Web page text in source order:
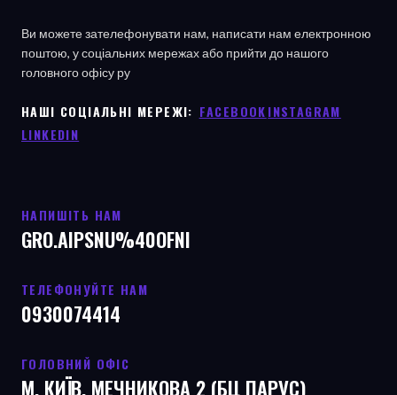
Ви можете зателефонувати нам, написати нам електронною
поштою, у соціальних мережах або прийти до нашого
головного офісу ру
НАШІ СОЦІАЛЬНІ МЕРЕЖІ: ㅤ FACEBOOKINSTAGRAM
LINKEDIN
НАПИШІТЬ НАМ
GRO.AIPSNU%40OFNI
ТЕЛЕФОНУЙТЕ НАМ
0930074414
ГОЛОВНИЙ ОФІС
М. КИЇВ, МЕЧНИКОВА 2 (БЦ ПАРУС)